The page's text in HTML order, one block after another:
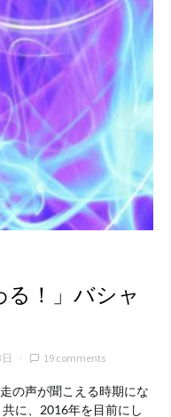
る！」バシャ
19 comments
の声が聞こえる時期にな
に、2016年を目前にし